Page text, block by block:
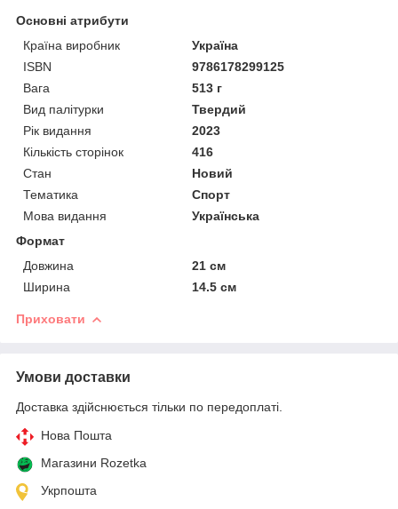
Основні атрибути
Країна виробник
Україна
ISBN
9786178299125
Вага
513 г
Вид палітурки
Твердий
Рік видання
2023
Кількість сторінок
416
Стан
Новий
Тематика
Спорт
Мова видання
Українська
Формат
Довжина
21 см
Ширина
14.5 см
Приховати
Умови доставки
Доставка здійснюється тільки по передоплаті.
Нова Пошта
Магазини Rozetka
Укрпошта